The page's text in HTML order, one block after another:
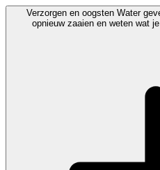
Verzorgen en oogsten Water
opnieuw zaaien en weten wat